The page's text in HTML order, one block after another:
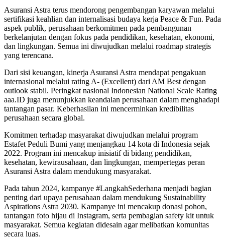
Asuransi Astra terus mendorong pengembangan karyawan melalui
sertifikasi keahlian dan internalisasi budaya kerja Peace & Fun. Pada
aspek publik, perusahaan berkomitmen pada pembangunan
berkelanjutan dengan fokus pada pendidikan, kesehatan, ekonomi,
dan lingkungan. Semua ini diwujudkan melalui roadmap strategis
yang terencana.
Dari sisi keuangan, kinerja Asuransi Astra mendapat pengakuan
internasional melalui rating A- (Excellent) dari AM Best dengan
outlook stabil. Peringkat nasional Indonesian National Scale Rating
aaa.ID juga menunjukkan keandalan perusahaan dalam menghadapi
tantangan pasar. Keberhasilan ini mencerminkan kredibilitas
perusahaan secara global.
Komitmen terhadap masyarakat diwujudkan melalui program
Estafet Peduli Bumi yang menjangkau 14 kota di Indonesia sejak
2022. Program ini mencakup inisiatif di bidang pendidikan,
kesehatan, kewirausahaan, dan lingkungan, mempertegas peran
Asuransi Astra dalam mendukung masyarakat.
Pada tahun 2024, kampanye #LangkahSederhana menjadi bagian
penting dari upaya perusahaan dalam mendukung Sustainability
Aspirations Astra 2030. Kampanye ini mencakup donasi pohon,
tantangan foto hijau di Instagram, serta pembagian safety kit untuk
masyarakat. Semua kegiatan didesain agar melibatkan komunitas
secara luas.